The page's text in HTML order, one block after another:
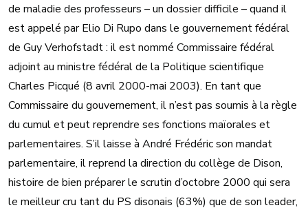
de maladie des professeurs – un dossier difficile – quand il
est appelé par Elio Di Rupo dans le gouvernement fédéral
de Guy Verhofstadt : il est nommé Commissaire fédéral
adjoint au ministre fédéral de la Politique scientifique
Charles Picqué (8 avril 2000-mai 2003). En tant que
Commissaire du gouvernement, il n’est pas soumis à la règle
du cumul et peut reprendre ses fonctions maïorales et
parlementaires. S’il laisse à André Frédéric son mandat
parlementaire, il reprend la direction du collège de Dison,
histoire de bien préparer le scrutin d’octobre 2000 qui sera
le meilleur cru tant du PS disonais (63%) que de son leader,